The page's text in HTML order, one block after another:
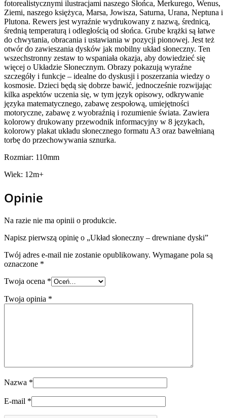
fotorealistycznymi ilustracjami naszego Słońca, Merkurego, Wenus,
Ziemi, naszego księżyca, Marsa, Jowisza, Saturna, Urana, Neptuna i
Plutona. Rewers jest wyraźnie wydrukowany z nazwą, średnicą,
średnią temperaturą i odległością od słońca. Grube krążki są łatwe
do chwytania, obracania i ustawiania w pozycji pionowej. Jest też
otwór do zawieszania dysków jak mobilny układ słoneczny. Ten
wszechstronny zestaw to wspaniała okazja, aby dowiedzieć się
więcej o Układzie Słonecznym. Obrazy pokazują wyraźne
szczegóły i funkcje – idealne do dyskusji i poszerzania wiedzy o
kosmosie. Dzieci będą się dobrze bawić, jednocześnie rozwijając
kilka aspektów uczenia się, w tym język opisowy, odkrywanie
języka matematycznego, zabawę zespołową, umiejętności
motoryczne, zabawę z wyobraźnią i rozumienie świata. Zawiera
kolorowy drukowany przewodnik informacyjny w 8 językach,
kolorowy plakat układu słonecznego formatu A3 oraz bawełnianą
torbę do przechowywania sznurka.
Rozmiar: 110mm
Wiek: 12m+
Opinie
Na razie nie ma opinii o produkcie.
Napisz pierwszą opinię o „Układ słoneczny – drewniane dyski”
Twój adres e-mail nie zostanie opublikowany. Wymagane pola są
oznaczone *
Twoja ocena *
Twoja opinia *
Nazwa *
E-mail *